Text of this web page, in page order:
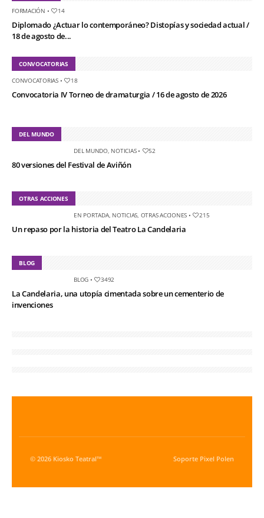
FORMACIÓN • 14
Diplomado ¿Actuar lo contemporáneo? Distopías y sociedad actual /
18 de agosto de...
CONVOCATORIAS
CONVOCATORIAS• 18
Convocatoria IV Torneo de dramaturgia / 16 de agosto de 2026
DEL MUNDO
DEL MUNDO, NOTICIAS• 52
80 versiones del Festival de Aviñón
OTRAS ACCIONES
EN PORTADA, NOTICIAS OTRAS ACCIONES • 215
Un repaso por la historia del Teatro La Candelaria
BLOG
BLOG • 3492
La Candelaria, una utopía cimentada sobre un cementerio de
invenciones
© 2026 Kiosko Teatral™ Soporte Pixel Polen